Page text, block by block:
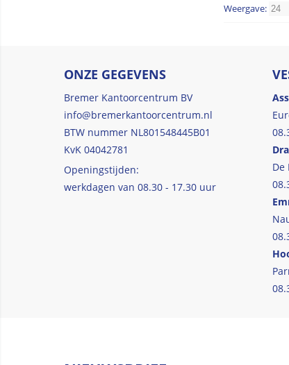
Weergave:
ONZE GEGEVENS
Bremer Kantoorcentrum BV
info@bremerkantoorcentrum.nl
BTW nummer NL801548445B01
KvK 04042781
Openingstijden:
werkdagen van 08.30 - 17.30 uur
De